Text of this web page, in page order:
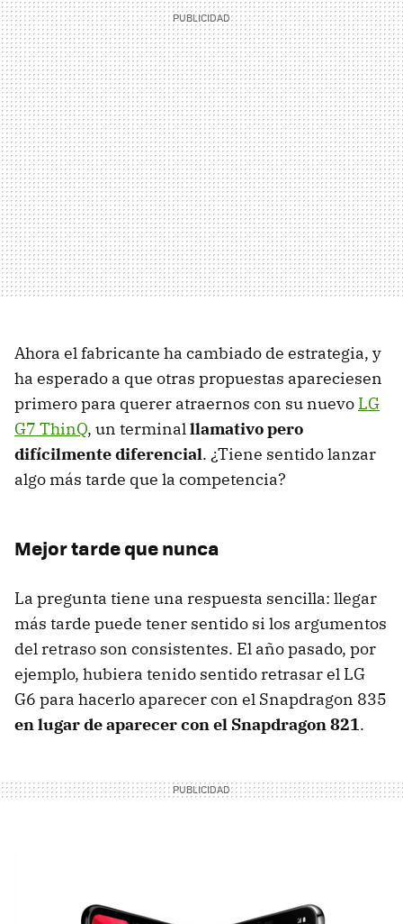
Ahora el fabricante ha cambiado de estrategia, y
ha esperado a que otras propuestas apareciesen
primero para querer atraernos con su nuevo LG
G7 ThinQ, un terminalllamativo pero
difícilmente diferencial. ¿Tiene sentido lanzar
algo más tarde que la competencia?
Mejor tarde que nunca
La pregunta tiene una respuesta sencilla: llegar
más tarde puede tener sentido si los argumentos
del retraso son consistentes. El año pasado, por
ejemplo, hubiera tenido sentido retrasar el LG
G6 para hacerlo aparecer con el Snapdragon 835
en lugar de aparecer con el Snapdragon 821.